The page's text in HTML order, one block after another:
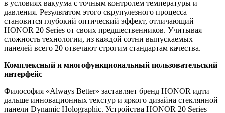
в условиях вакуума с точным контролем температуры и
давления. Результатом этого скрупулезного процесса
становится глубокий оптический эффект, отличающий
HONOR 20 Series от своих предшественников. Учитывая
сложность технологии, из каждой сотни выпускаемых
панелей всего 20 отвечают строгим стандартам качества.
Комплексный и многофункциональный пользовательский
интерфейс
Философия «Always Better» заставляет бренд HONOR идти
дальше инновационных текстур и яркого дизайна стеклянной
панели Dynamic Holographic. Устройства HONOR 20 Series